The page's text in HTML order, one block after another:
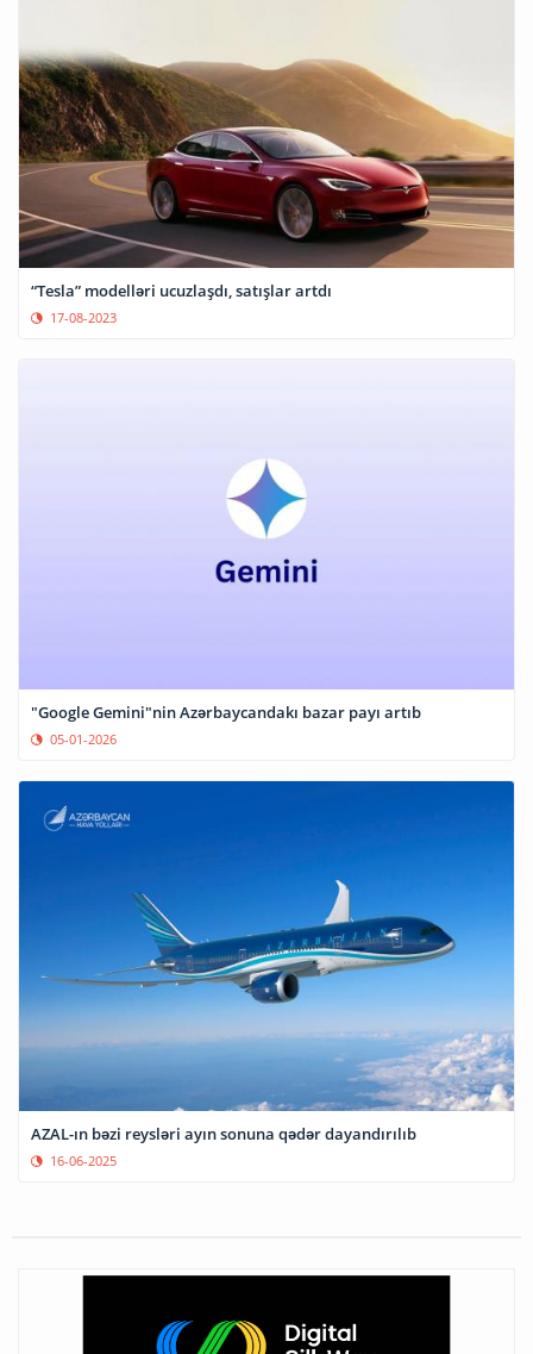
“Tesla” modelləri ucuzlaşdı, satışlar artdı
17-08-2023
"Google Gemini"nin Azərbaycandakı bazar payı artıb
05-01-2026
AZAL-ın bəzi reysləri ayın sonuna qədər dayandırılıb
16-06-2025